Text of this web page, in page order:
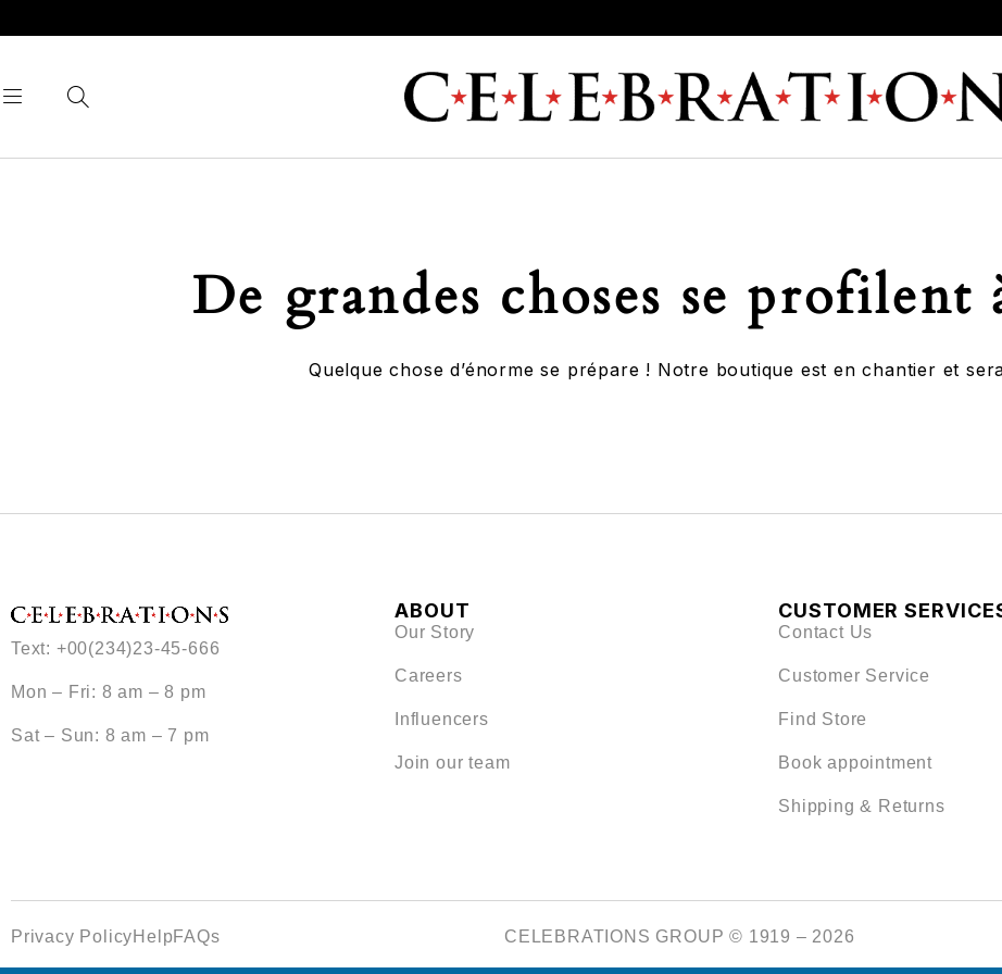
De grandes choses se profilent
Quelque chose d’énorme se prépare ! Notre boutique est en chantier et
Text: +00(234)23-45-666
Mon – Fri: 8 am – 8 pm
Sat – Sun: 8 am – 7 pm
ABOUT
Our Story
Careers
Influencers
Join our team
CUSTOMER
Contact Us
Customer Service
Find Store
Book appointment
Shipping & Returns
Privacy Policy HelpFAQs CELEBRATIONS GROUP © 1919 – 2026